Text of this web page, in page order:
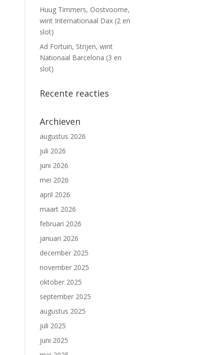
Huug Timmers, Oostvoorne,
wint Internationaal Dax (2 en
slot)
Ad Fortuin, Strijen, wint
Nationaal Barcelona (3 en
slot)
Recente reacties
Archieven
augustus 2026
juli 2026
juni 2026
mei 2026
april 2026
maart 2026
februari 2026
januari 2026
december 2025
november 2025
oktober 2025
september 2025
augustus 2025
juli 2025
juni 2025